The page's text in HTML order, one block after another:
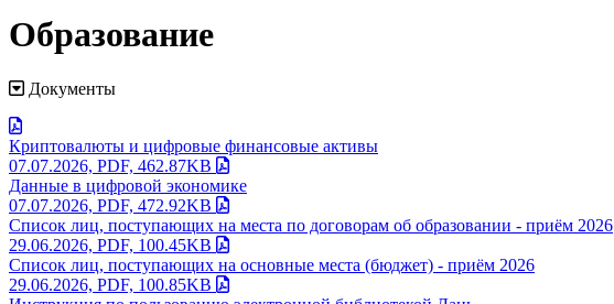
Образование
Документы
Криптовалюты и цифровые финансовые активы
07.07.2026, PDF, 462.87KB
Данные в цифровой экономике
07.07.2026, PDF, 472.92KB
Список лиц, поступающих на места по договорам об образовании - приём 2026
29.06.2026, PDF, 100.45KB
Список лиц, поступающих на основные места (бюджет) - приём 2026
29.06.2026, PDF, 100.85KB